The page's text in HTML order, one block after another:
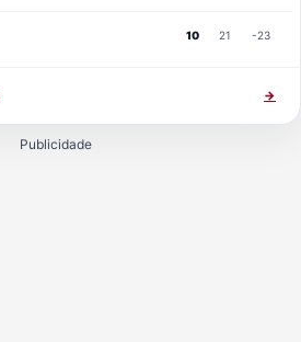
10 21 -23
→
Publicidade